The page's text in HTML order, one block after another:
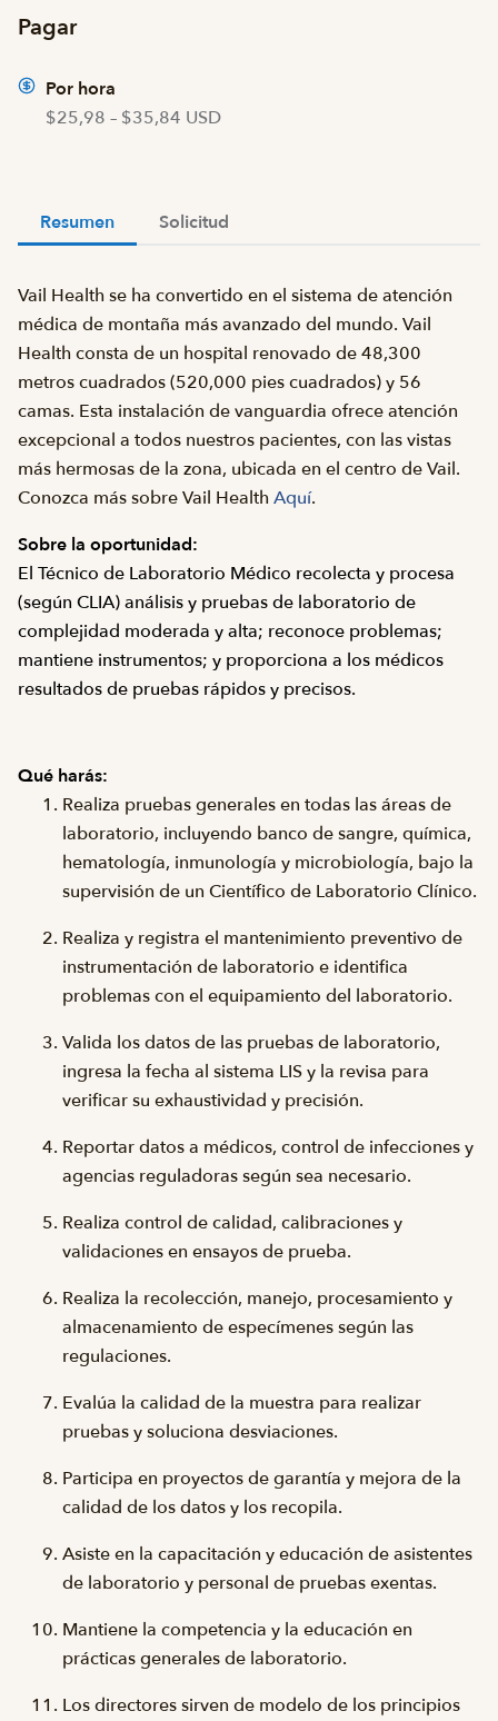
Pagar
Por hora
$25,98 – $35,84 USD
Resumen Solicitud
Vail Health se ha convertido en el sistema de atención
médica de montaña más avanzado del mundo. Vail
Health consta de un hospital renovado de 48,300
metros cuadrados (520,000 pies cuadrados) y 56
camas. Esta instalación de vanguardia ofrece atención
excepcional a todos nuestros pacientes, con las vistas
más hermosas de la zona, ubicada en el centro de Vail.
Conozca más sobre Vail Health Aquí.
Sobre la oportunidad:
El Técnico de Laboratorio Médico recolecta y procesa
(según CLIA) análisis y pruebas de laboratorio de
complejidad moderada y alta; reconoce problemas;
mantiene instrumentos; y proporciona a los médicos
resultados de pruebas rápidos y precisos.
Qué harás:
Realiza pruebas generales en todas las áreas de
laboratorio, incluyendo banco de sangre, química,
hematología, inmunología y microbiología, bajo la
supervisión de un Científico de Laboratorio Clínico.
Realiza y registra el mantenimiento preventivo de
instrumentación de laboratorio e identifica
problemas con el equipamiento del laboratorio.
Valida los datos de las pruebas de laboratorio,
ingresa la fecha al sistema LIS y la revisa para
verificar su exhaustividad y precisión.
Reportar datos a médicos, control de infecciones y
agencias reguladoras según sea necesario.
Realiza control de calidad, calibraciones y
validaciones en ensayos de prueba.
Realiza la recolección, manejo, procesamiento y
almacenamiento de especímenes según las
regulaciones.
Evalúa la calidad de la muestra para realizar
pruebas y soluciona desviaciones.
Participa en proyectos de garantía y mejora de la
calidad de los datos y los recopila.
Asiste en la capacitación y educación de asistentes
de laboratorio y personal de pruebas exentas.
Mantiene la competencia y la educación en
prácticas generales de laboratorio.
Los directores sirven de modelo de los principios